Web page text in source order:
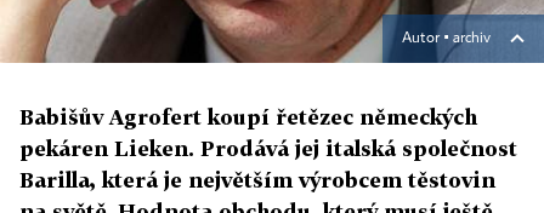
Autor ▪ archiv
Babišův Agrofert koupí řetězec německých
pekáren Lieken. Prodává jej italská společnost
Barilla, která je největším výrobcem těstovin